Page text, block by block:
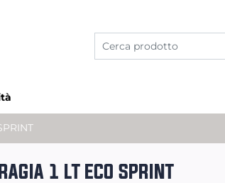
1 LT ECO SPRINT